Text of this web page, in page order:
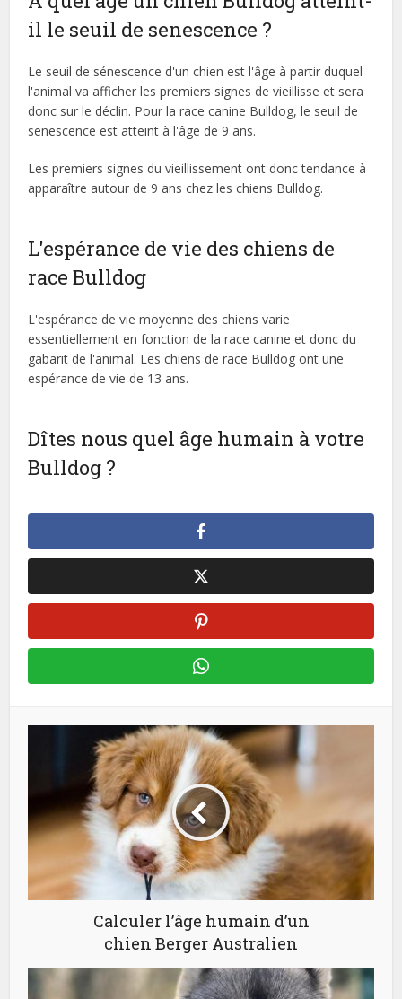
il le seuil de senescence ?
Le seuil de sénescence d'un chien est l'âge à partir duquel
l'animal va afficher les premiers signes de vieillisse et sera
donc sur le déclin. Pour la race canine Bulldog, le seuil de
senescence est atteint à l'âge de 9 ans.
Les premiers signes du vieillissement ont donc tendance à
apparaître autour de 9 ans chez les chiens Bulldog.
L'espérance de vie des chiens de
race Bulldog
L'espérance de vie moyenne des chiens varie
essentiellement en fonction de la race canine et donc du
gabarit de l'animal. Les chiens de race Bulldog ont une
espérance de vie de 13 ans.
Dîtes nous quel âge humain à votre
Bulldog ?
Calculer l’âge humain d’un
chien Berger Australien